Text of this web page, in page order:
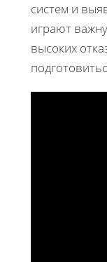
систем и
играют
высоких